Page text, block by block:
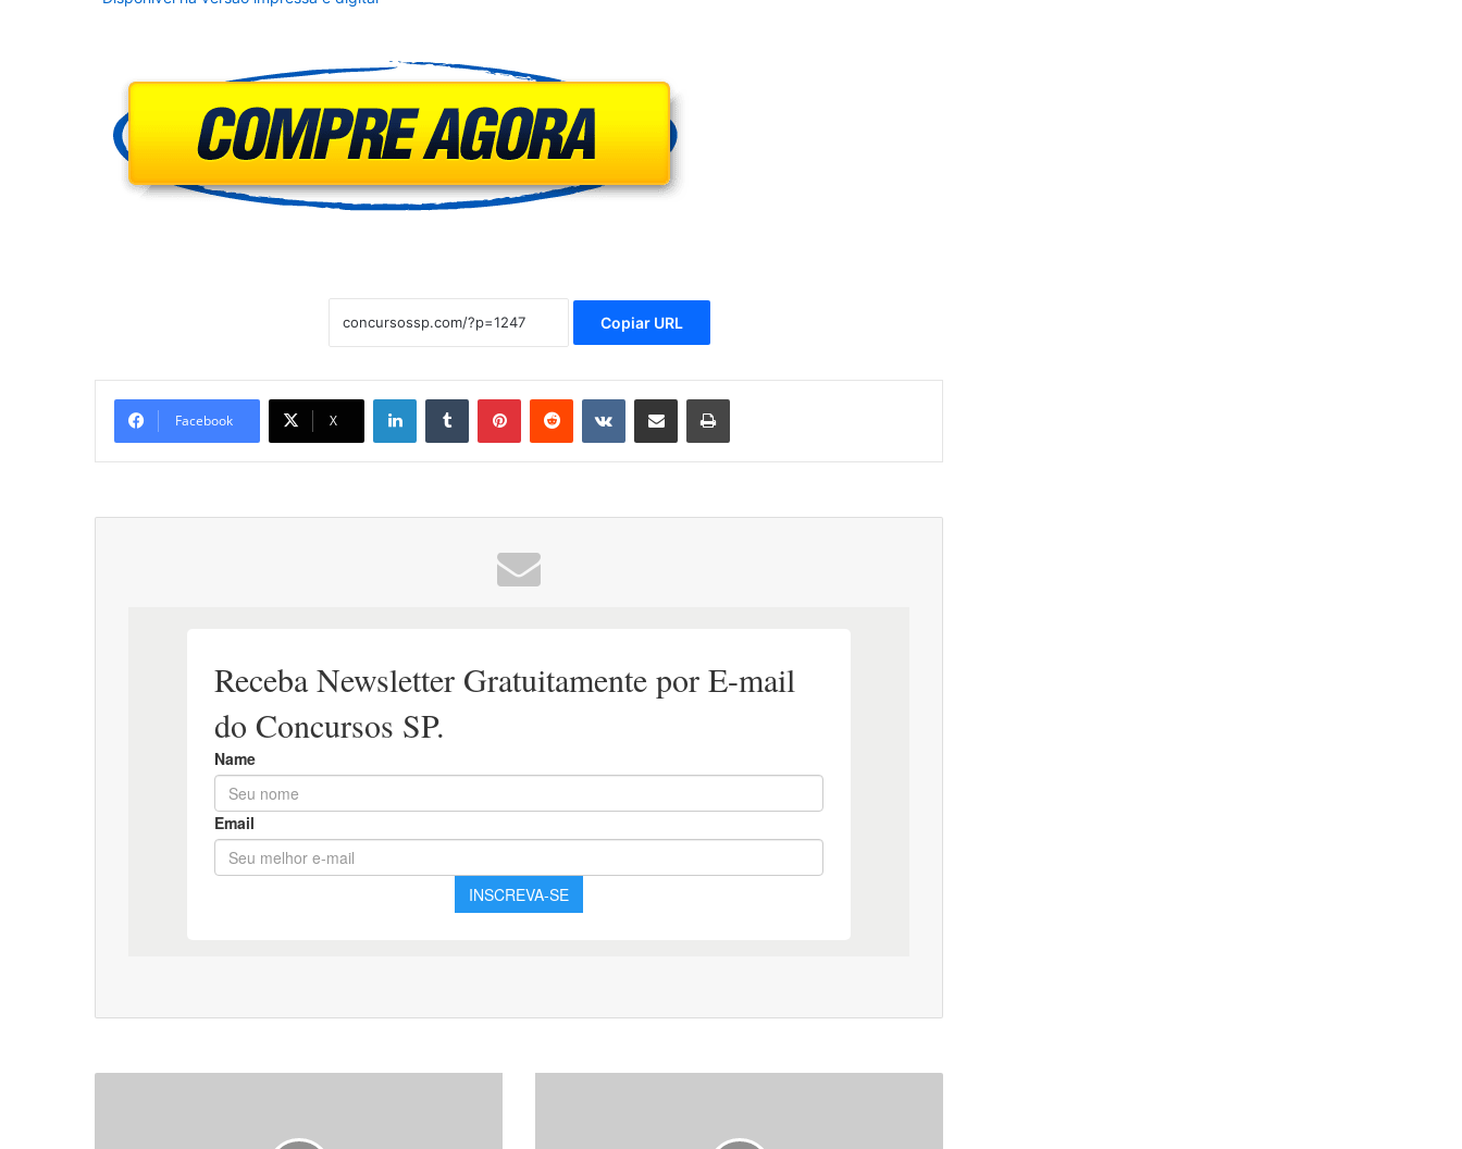
Copiar URL
Facebook X
LinkedinTumblr PinterestReddit VK Compartilhar via e-mail Imprimir